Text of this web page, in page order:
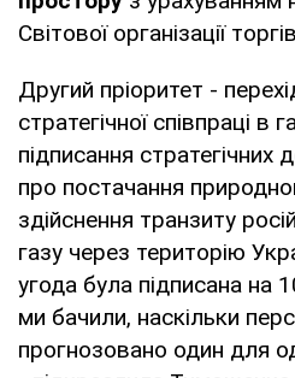
Світової організації
Другий пріоритет -
стратегічної співпраці в
підписання стратегічних
про постачання
здійснення транзиту
газу через територію
угода була підписана на
ми бачили, наскільки
прогнозовано один для